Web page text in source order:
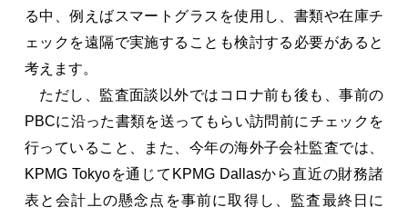
る中、例えばスマートグラスを使用し、書類や在庫チ
ェックを遠隔で実施することも検討する必要があると
考えます。
ただし、監査面談以外ではコロナ前も後も、事前の
PBCに沿った書類を送ってもらい訪問前にチェックを
行っていること、また、今年の海外子会社監査では、
KPMG Tokyoを通じてKPMG Dallasから直近の財務諸
表と会計上の懸念点を事前に取得し、監査最終日に